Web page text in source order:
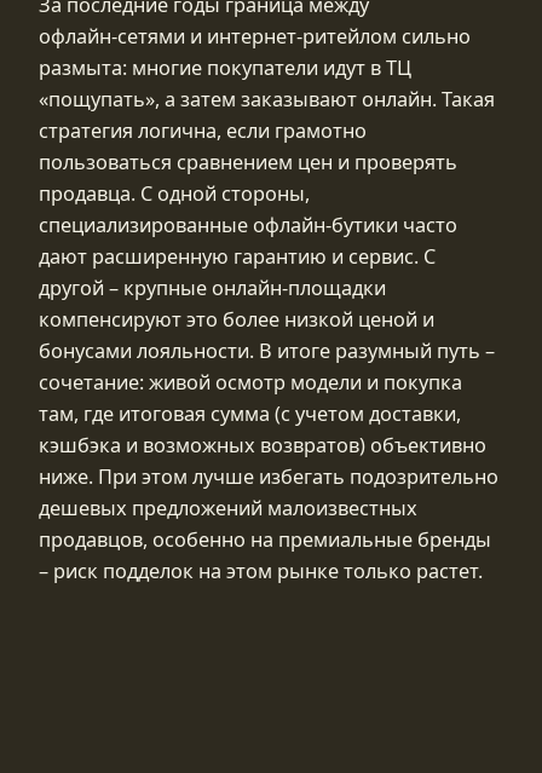
офлайн‑сетями и интернет‑ритейлом сильно
размыта: многие покупатели идут в ТЦ
«пощупать», а затем заказывают онлайн. Такая
стратегия логична, если грамотно
пользоваться сравнением цен и проверять
продавца. С одной стороны,
специализированные офлайн‑бутики часто
дают расширенную гарантию и сервис. С
другой – крупные онлайн‑площадки
компенсируют это более низкой ценой и
бонусами лояльности. В итоге разумный путь –
сочетание: живой осмотр модели и покупка
там, где итоговая сумма (с учетом доставки,
кэшбэка и возможных возвратов) объективно
ниже. При этом лучше избегать подозрительно
дешевых предложений малоизвестных
продавцов, особенно на премиальные бренды
– риск подделок на этом рынке только растет.